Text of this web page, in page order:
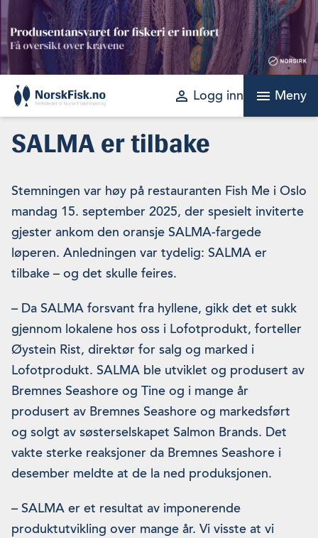
Skip
to
content
perm_identity Logg inn menu Meny
SALMA er tilbake
Stemningen var høy på restauranten Fish Me i Oslo
mandag 15. september 2025, der spesielt inviterte
gjester ankom den oransje SALMA-fargede
løperen. Anledningen var tydelig: SALMA er
tilbake – og det skulle feires.
– Da SALMA forsvant fra hyllene, gikk det et sukk
gjennom lokalene hos oss i Lofotprodukt, forteller
Øystein Rist, direktør for salg og marked i
Lofotprodukt. SALMA ble utviklet og produsert av
Bremnes Seashore og Tine og i mange år
produsert av Bremnes Seashore og markedsført
og solgt av søsterselskapet Salmon Brands. Det
vakte sterke reaksjoner da Bremnes Seashore i
desember meldte at de la ned produksjonen.
– SALMA er et resultat av imponerende
produktutvikling over mange år. Vi visste at vi